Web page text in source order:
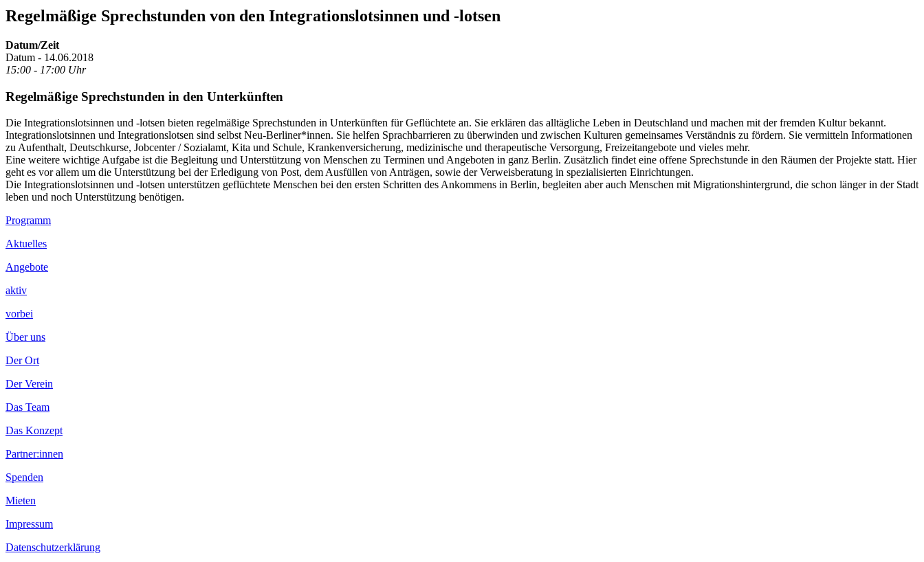
Regelmäßige Sprechstunden von den Integrationslotsinnen und -lotsen
Datum/Zeit
Datum - 14.06.2018
15:00 - 17:00 Uhr
Regelmäßige Sprechstunden in den Unterkünften
Die Integrationslotsinnen und -lotsen bieten regelmäßige Sprechstunden in Unterkünften für Geflüchtete an. Sie erklären das alltägliche Leben in Deutschland und machen mit der fremden Kultur bekannt.
Integrationslotsinnen und Integrationslotsen sind selbst Neu-Berliner*innen. Sie helfen Sprachbarrieren zu überwinden und zwischen Kulturen gemeinsames Verständnis zu fördern. Sie vermitteln Informationen
zu Aufenthalt, Deutschkurse, Jobcenter / Sozialamt, Kita und Schule, Krankenversicherung, medizinische und therapeutische Versorgung, Freizeitangebote und vieles mehr.
Eine weitere wichtige Aufgabe ist die Begleitung und Unterstützung von Menschen zu Terminen und Angeboten in ganz Berlin. Zusätzlich findet eine offene Sprechstunde in den Räumen der Projekte statt. Hier
geht es vor allem um die Unterstützung bei der Erledigung von Post, dem Ausfüllen von Anträgen, sowie der Verweisberatung in spezialisierten Einrichtungen.
Die Integrationslotsinnen und -lotsen unterstützen geflüchtete Menschen bei den ersten Schritten des Ankommens in Berlin, begleiten aber auch Menschen mit Migrationshintergrund, die schon länger in der Stadt
leben und noch Unterstützung benötigen.
Footer
Inhalt
Programm
Aktuelles
Angebote
aktiv
vorbei
Über uns
Der Ort
Der Verein
Das Team
Das Konzept
Partner:innen
Spenden
Mieten
Impressum
Datenschutzerklärung